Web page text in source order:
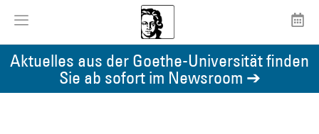
Aktuelles aus der Goethe-Universität finden
Sie ab sofort im Newsroom ➔